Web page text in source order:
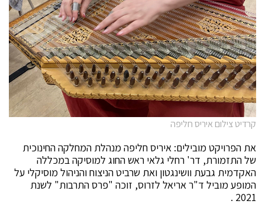
קרדיט צילום איריס חליפה
את הפרויקט מובילים: איריס חליפה מנהלת המחלקה החינוכית
של התזמורת, דר' רחלי גלאי ראש החוג למוסיקה במכללה
האקדמית גבעת וושינגטון ואת שרביט הניצוח והניהול מוסיקלי על
המופע מוביל ד"ר אריאל לזרוס, זוכה "פרס התרבות" לשנת
2021 .